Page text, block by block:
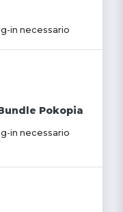
in necessario
Pokopia
in necessario